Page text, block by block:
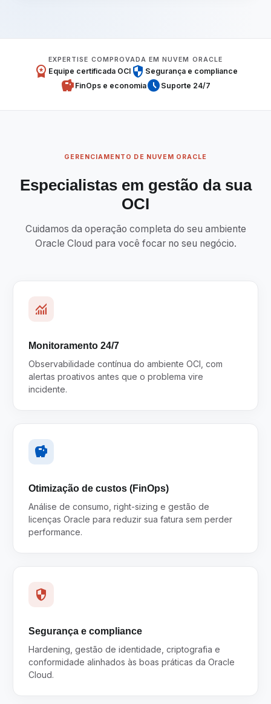
EXPERTISE COMPROVADA EM NUVEM ORACLE
workspace_premium Equipe certificada OCIsecurity Segurança e compliance
savings FinOps e economiaschedule Suporte 24/7
GERENCIAMENTO DE NUVEM ORACLE
Especialistas em gestão da sua
OCI
Cuidamos da operação completa do seu ambiente
Oracle Cloud para você focar no seu negócio.
monitoring
Monitoramento 24/7
Observabilidade contínua do ambiente OCI, com
alertas proativos antes que o problema vire
incidente.
savings
Otimização de custos (FinOps)
Análise de consumo, right-sizing e gestão de
licenças Oracle para reduzir sua fatura sem perder
performance.
security
Segurança e compliance
Hardening, gestão de identidade, criptografia e
conformidade alinhados às boas práticas da Oracle
Cloud.